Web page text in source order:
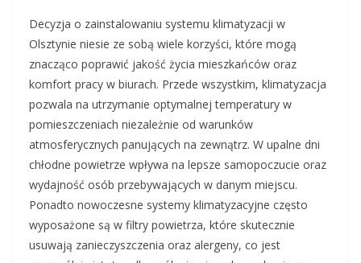
Decyzja o zainstalowaniu systemu klimatyzacji w
Olsztynie niesie ze sobą wiele korzyści, które mogą
znacząco poprawić jakość życia mieszkańców oraz
komfort pracy w biurach. Przede wszystkim, klimatyzacja
pozwala na utrzymanie optymalnej temperatury w
pomieszczeniach niezależnie od warunków
atmosferycznych panujących na zewnątrz. W upalne dni
chłodne powietrze wpływa na lepsze samopoczucie oraz
wydajność osób przebywających w danym miejscu.
Ponadto nowoczesne systemy klimatyzacyjne często
wyposażone są w filtry powietrza, które skutecznie
usuwają zanieczyszczenia oraz alergeny, co jest